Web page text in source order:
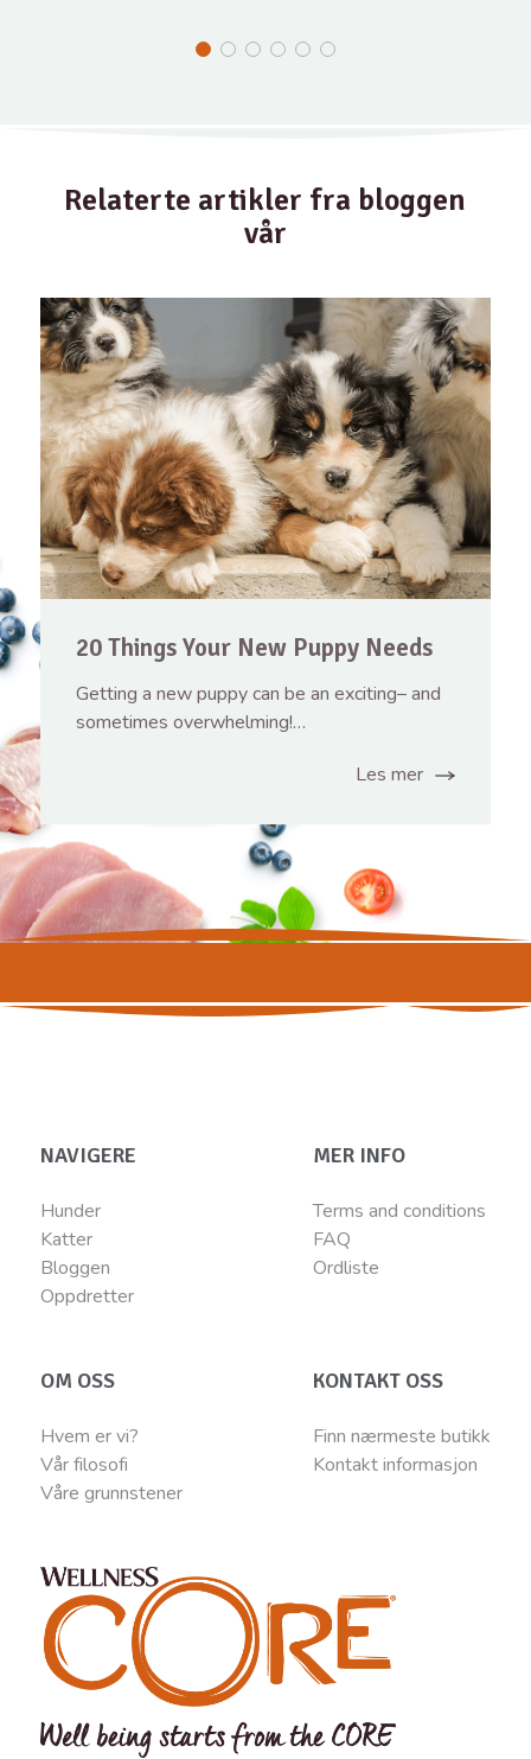
Relaterte artikler fra bloggen
vår
20 Things Your New Puppy Needs
Getting a new puppy can be an exciting– and
sometimes overwhelming!…
Les mer
NAVIGERE
Hunder
Katter
Bloggen
Oppdretter
MER INFO
Terms and conditions
FAQ
Ordliste
OM OSS
Hvem er vi?
Vår filosofi
Våre grunnstener
KONTAKT OSS
Finn nærmeste butikk
Kontakt informasjon